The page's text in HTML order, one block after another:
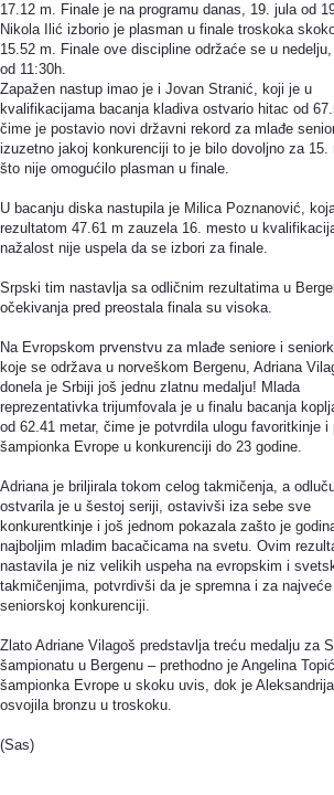
17.12 m. Finale je na programu danas, 19. jula od
Nikola Ilić izborio je plasman u finale troskoka
15.52 m. Finale ove discipline održaće se u
od 11:30h.
Zapažen nastup imao je i Jovan Stranić, koji je u
kvalifikacijama bacanja kladiva ostvario hitac od
čime je postavio novi državni rekord za mlađe
izuzetno jakoj konkurenciji to je bilo dovoljno za 15.
što nije omogućilo plasman u finale.
U bacanju diska nastupila je Milica Poznanović,
rezultatom 47.61 m zauzela 16. mesto u
nažalost nije uspela da se izbori za finale.
Srpski tim nastavlja sa odličnim rezultatima u
očekivanja pred preostala finala su visoka.
Na Evropskom prvenstvu za mlađe seniore i
koje se održava u norveškom Bergenu, Adriana
donela je Srbiji još jednu zlatnu medalju! Mlada
reprezentativka trijumfovala je u finalu bacanja
od 62.41 metar, čime je potvrdila ulogu favoritkinje i
šampionka Evrope u konkurenciji do 23 godine.
Adriana je briljirala tokom celog takmičenja, a
ostvarila je u šestoj seriji, ostavivši iza sebe sve
konkurentkinje i još jednom pokazala zašto je
najboljim mladim bacačicama na svetu. Ovim
nastavila je niz velikih uspeha na evropskim i
takmičenjima, potvrdivši da je spremna i za
seniorskoj konkurenciji.
Zlato Adriane Vilagoš predstavlja treću medalju za
šampionatu u Bergenu – prethodno je Angelina
šampionka Evrope u skoku uvis, dok je
osvojila bronzu u troskoku.
(Sas)